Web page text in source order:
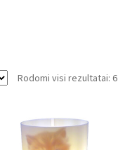
Rodomi visi rezultatai: 6